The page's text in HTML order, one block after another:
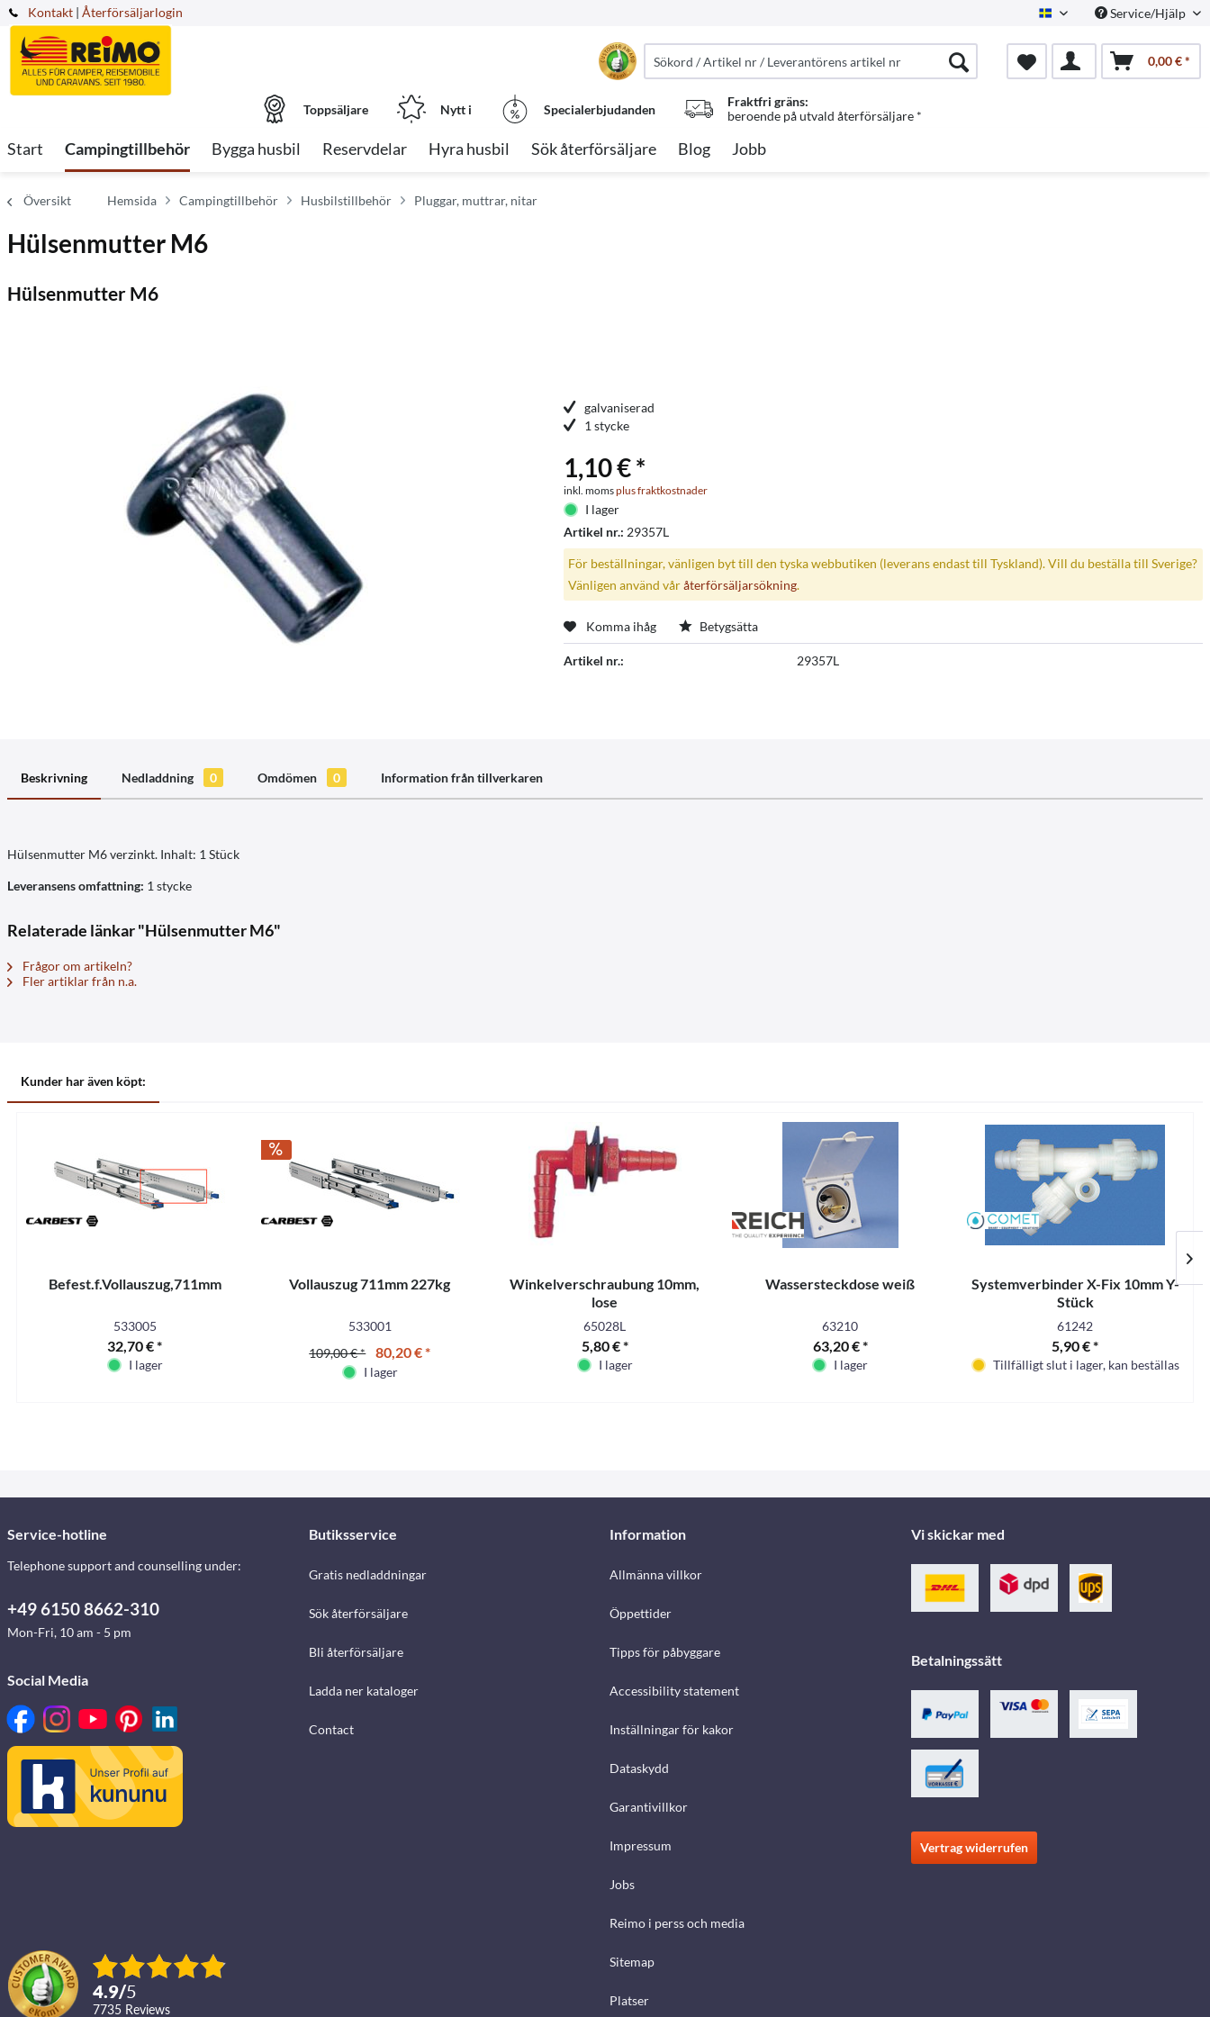
Kontakt Swedish Service/Hjälp
| Återförsäljarlogin
0,00 € *
Toppsäljare Nytt i Specialerbjudanden
Fraktfri gräns:
beroende på utvald återförsäljare *
Start Campingtillbehör Bygga husbil Reservdelar Hyra husbil Sök återförsäljare Blog Jobb
Översikt Hemsida Campingtillbehör Husbilstillbehör Pluggar, muttrar, nitar
Hülsenmutter M6
Hülsenmutter M6
galvaniserad
1 stycke
1,10 € *
inkl. momsplus fraktkostnader
I lager
Artikel nr.: 29357L
För beställningar, vänligen byt till den tyska webbutiken (leverans endast till Tyskland). Vill du beställa till Sverige?
Vänligen använd våråterförsäljarsökning.
Komma ihåg Betygsätta
Artikel nr.: 29357L
Beskrivning Nedladdning 0 Omdömen 0 Information från tillverkaren
Hülsenmutter M6 verzinkt. Inhalt: 1 Stück
Leveransens omfattning: 1 stycke
Relaterade länkar "Hülsenmutter M6"
Frågor om artikeln?
Fler artiklar från n.a.
Kunder har även köpt:
Befest.f.Vollauszug,711mm
533005
32,70 € *
I lager
Vollauszug 711mm 227kg
533001
109,00 € *
80,20 € *
I lager
Winkelverschraubung 10mm,
lose
65028L
5,80 € *
I lager
Wassersteckdose weiß
63210
63,20 € *
I lager
Systemverbinder X-Fix 10mm Y-
Stück
61242
5,90 € *
Tillfälligt slut i lager, kan beställas
Service-hotline
Telephone support and counselling under:
+49 6150 8662-310
Mon-Fri, 10 am - 5 pm
Social Media
4.9/5
7735 reviews
Butiksservice
Gratis nedladdningar
Sök återförsäljare
Bli återförsäljare
Ladda ner kataloger
Contact
Information
Allmänna villkor
Öppettider
Tipps för påbyggare
Accessibility statement
Inställningar för kakor
Dataskydd
Garantivillkor
Impressum
Jobs
Reimo i perss och media
Sitemap
Platser
Vi skickar med
Betalningssätt
Vertrag widerrufen